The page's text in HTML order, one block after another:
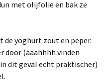
met olijfolie en bak ze
de yoghurt zout en peper.
door (aaahhhh vinden
dit geval echt praktischer)